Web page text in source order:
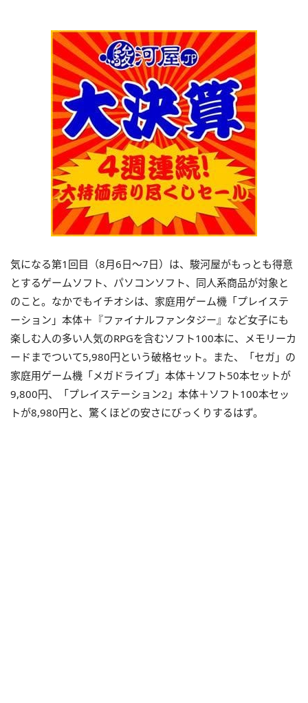
気になる第1回目（8月6日～7日）は、駿河屋がもっとも得意
とするゲームソフト、パソコンソフト、同人系商品が対象と
のこと。なかでもイチオシは、家庭用ゲーム機「プレイステ
ーション」本体＋『ファイナルファンタジー』など女子にも
楽しむ人の多い人気のRPGを含むソフト100本に、メモリーカ
ードまでついて5,980円という破格セット。また、「セガ」の
家庭用ゲーム機「メガドライブ」本体＋ソフト50本セットが
9,800円、「プレイステーション2」本体＋ソフト100本セッ
トが8,980円と、驚くほどの安さにびっくりするはず。